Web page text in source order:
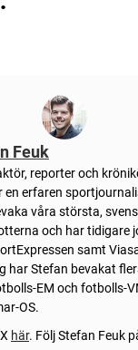
Feuk
reporter och
en erfaren
våra största,
och har tidigare
samt
har Stefan bevakat
EM och fotbolls-
OS.
här. Följ Stefan Feuk